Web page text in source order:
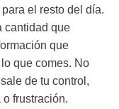
el resto del día.
cantidad que
que
que comes. No
de tu control,
frustración.